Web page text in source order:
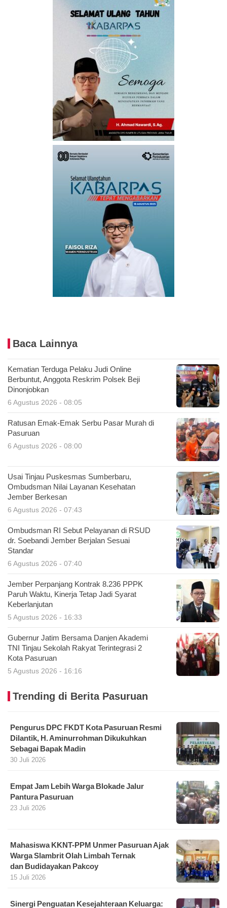
Baca Lainnya
Kematian Terduga Pelaku Judi Online
Berbuntut, Anggota Reskrim Polsek Beji
Dinonjobkan
6 Agustus 2026 - 08:05
Ratusan Emak-Emak Serbu Pasar Murah di
Pasuruan
6 Agustus 2026 - 08:00
Usai Tinjau Puskesmas Sumberbaru,
Ombudsman Nilai Layanan Kesehatan
Jember Berkesan
6 Agustus 2026 - 07:43
Ombudsman RI Sebut Pelayanan di RSUD
dr. Soebandi Jember Berjalan Sesuai
Standar
6 Agustus 2026 - 07:40
Jember Perpanjang Kontrak 8.236 PPPK
Paruh Waktu, Kinerja Tetap Jadi Syarat
Keberlanjutan
5 Agustus 2026 - 16:33
Gubernur Jatim Bersama Danjen Akademi
TNI Tinjau Sekolah Rakyat Terintegrasi 2
Kota Pasuruan
5 Agustus 2026 - 16:16
Trending di Berita Pasuruan
Pengurus DPC FKDT Kota Pasuruan Resmi
Dilantik, H. Aminurrohman Dikukuhkan
Sebagai Bapak Madin
30 Juli 2026
Empat Jam Lebih Warga Blokade Jalur
Pantura Pasuruan
23 Juli 2026
Mahasiswa KKNT-PPM Unmer Pasuruan Ajak
Warga Slambrit Olah Limbah Ternak
dan Budidayakan Pakcoy
15 Juli 2026
Sinergi Penguatan Kesejahteraan Keluarga: